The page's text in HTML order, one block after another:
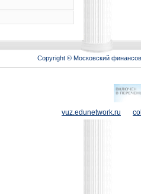
Copyright © Московский
vuz.edunetwork.ru